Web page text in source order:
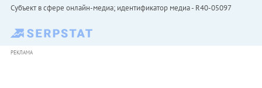
Субъект в сфере онлайн-медиа; идентификатор медиа - R40-05097
РЕКЛАМА